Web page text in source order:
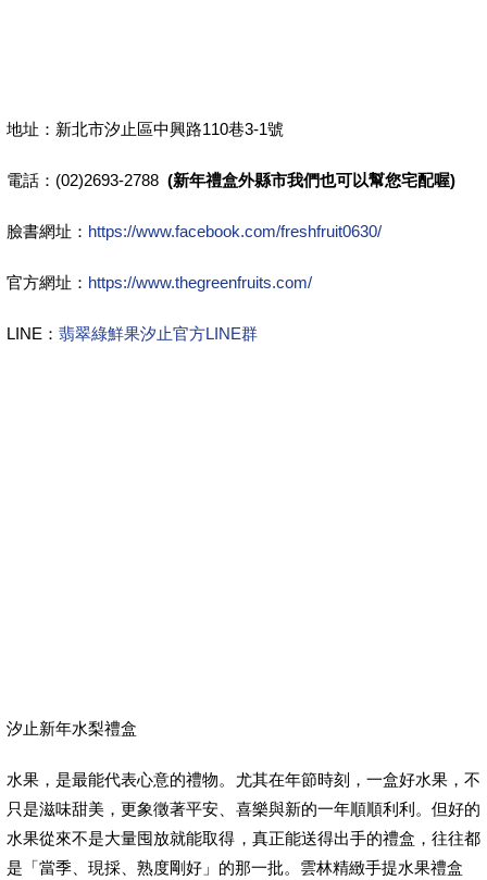
地址：新北市汐止區中興路110巷3-1號
電話：(02)2693-2788 (新年禮盒外縣市我們也可以幫您宅配喔)
臉書網址： https://www.facebook.com/freshfruit0630/
官方網址： https://www.thegreenfruits.com/
LINE： 翡翠綠鮮果汐止官方LINE群
汐止新年水梨禮盒
水果，是最能代表心意的禮物。尤其在年節時刻，一盒好水果，不
只是滋味甜美，更象徵著平安、喜樂與新的一年順順利利。但好的
水果從來不是大量囤放就能取得，真正能送得出手的禮盒，往往都
是「當季、現採、熟度剛好」的那一批。雲林精緻手提水果禮盒